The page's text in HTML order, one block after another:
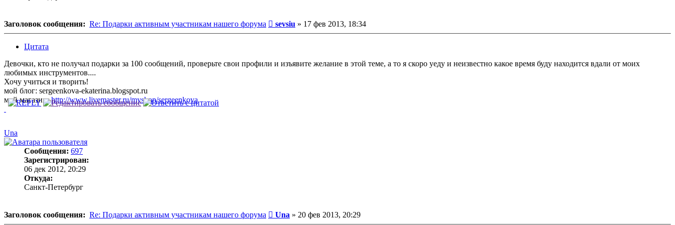
Заголовок сообщения: Re: Подарки активным участникам нашего форума Сообщение
sevsiu » 17 фев 2013, 18:34
Цитата
Девочки, кто не получал подарки за 100 сообщений, проверьте свои профили и изъявите желание в этой теме, а то я скоро уеду и неизвестно какое время буду находится вдали от моих
любимых инструментов....
Хочу учиться и творить!
мой блог: sergeenkova-ekaterina.blogspot.ru
мой магазин:http://www.livemaster.ru/myshop/sergeenkova
Una
Сообщения: 697
Зарегистрирован:
06 дек 2012, 20:29
Откуда:
Санкт-Петербург
Заголовок сообщения: Re: Подарки активным участникам нашего форума Сообщение
Una » 20 фев 2013, 20:29